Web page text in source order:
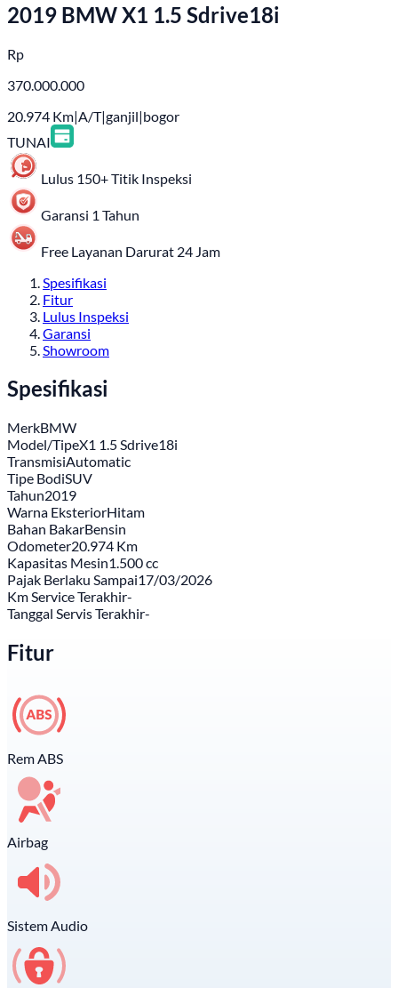
2019 BMW X1 1.5 Sdrive18i
Rp
370.000.000
20.974 Km|A/T|ganjil|bogor
TUNAI
Lulus 150+ Titik Inspeksi
Garansi 1 Tahun
Free Layanan Darurat 24 Jam
Spesifikasi
Fitur
Lulus Inspeksi
Garansi
Showroom
Spesifikasi
MerkBMW
Model/TipeX1 1.5 Sdrive18i
TransmisiAutomatic
Tipe BodiSUV
Tahun2019
Warna EksteriorHitam
Bahan BakarBensin
Odometer20.974 Km
Kapasitas Mesin1.500 cc
Pajak Berlaku Sampai17/03/2026
Km Service Terakhir-
Tanggal Servis Terakhir-
Fitur
Rem ABS
Airbag
Sistem Audio